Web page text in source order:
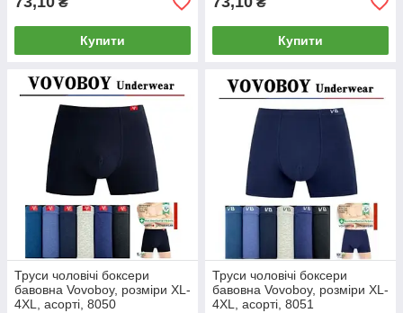
Купити Купити
Труси чоловічі боксери
бавовна Vovoboy, розміри XL-
4XL, асорті, 8050
Труси чоловічі боксери
бавовна Vovoboy, розміри XL-
4XL, асорті, 8051